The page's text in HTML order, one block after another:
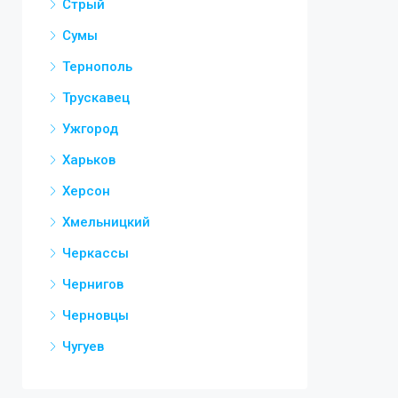
Стрый
Сумы
Тернополь
Трускавец
Ужгород
Харьков
Херсон
Хмельницкий
Черкассы
Чернигов
Черновцы
Чугуев